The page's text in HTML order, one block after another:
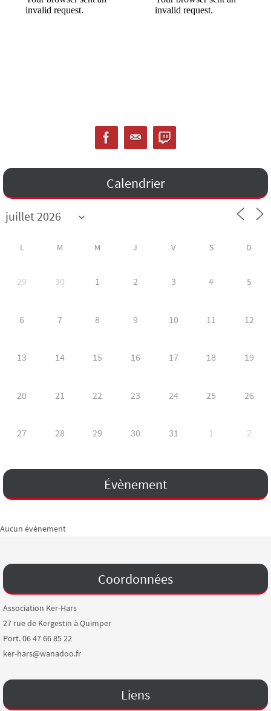
Calendrier
L M M J V S D
29 30 1 2 3 4 5
6 7 8 9 10 11 12
13 14 15 16 17 18 19
20 21 22 23 24 25 26
27 28 29 30 31 1 2
Évènement
Aucun évènement
Coordonnées
Association Ker-Hars
27 rue de Kergestin à Quimper
Port. 06 47 66 85 22
ker-hars@wanadoo.fr
Liens